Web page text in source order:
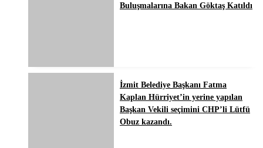
Buluşmalarına Bakan Göktaş Katıldı
İzmit Belediye Başkanı Fatma
Kaplan Hürriyet’in yerine yapılan
Başkan Vekili seçimini CHP’li Lütfü
Obuz kazandı.